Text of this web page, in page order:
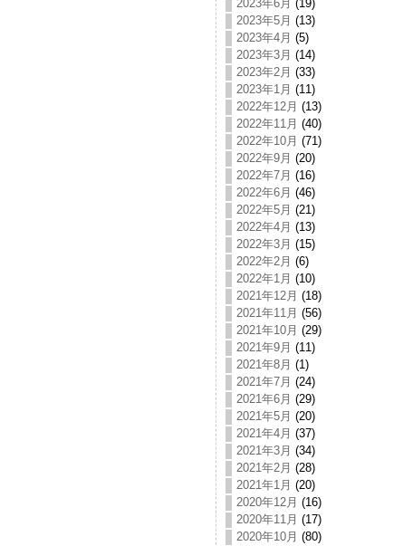
2023年6月 (19)
2023年5月 (13)
2023年4月 (5)
2023年3月 (14)
2023年2月 (33)
2023年1月 (11)
2022年12月 (13)
2022年11月 (40)
2022年10月 (71)
2022年9月 (20)
2022年7月 (16)
2022年6月 (46)
2022年5月 (21)
2022年4月 (13)
2022年3月 (15)
2022年2月 (6)
2022年1月 (10)
2021年12月 (18)
2021年11月 (56)
2021年10月 (29)
2021年9月 (11)
2021年8月 (1)
2021年7月 (24)
2021年6月 (29)
2021年5月 (20)
2021年4月 (37)
2021年3月 (34)
2021年2月 (28)
2021年1月 (20)
2020年12月 (16)
2020年11月 (17)
2020年10月 (80)